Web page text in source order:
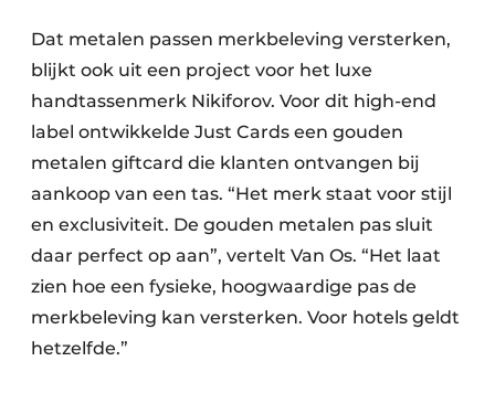
Dat metalen passen merkbeleving versterken,
blijkt ook uit een project voor het luxe
handtassenmerk Nikiforov. Voor dit high-end
label ontwikkelde Just Cards een gouden
metalen giftcard die klanten ontvangen bij
aankoop van een tas. “Het merk staat voor stijl
en exclusiviteit. De gouden metalen pas sluit
daar perfect op aan”, vertelt Van Os. “Het laat
zien hoe een fysieke, hoogwaardige pas de
merkbeleving kan versterken. Voor hotels geldt
hetzelfde.”